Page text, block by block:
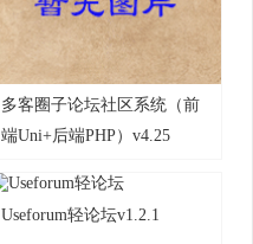
多客圈子论坛社区系统（前
端Uni+后端PHP）v4.25
Useforum轻论坛v1.2.1